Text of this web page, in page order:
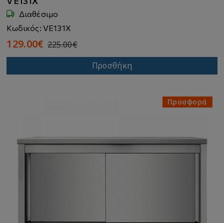
Διαθέσιμο
Κωδικός: VE131X
129.00€ 225.00€
Προσθήκη
Προσφορά